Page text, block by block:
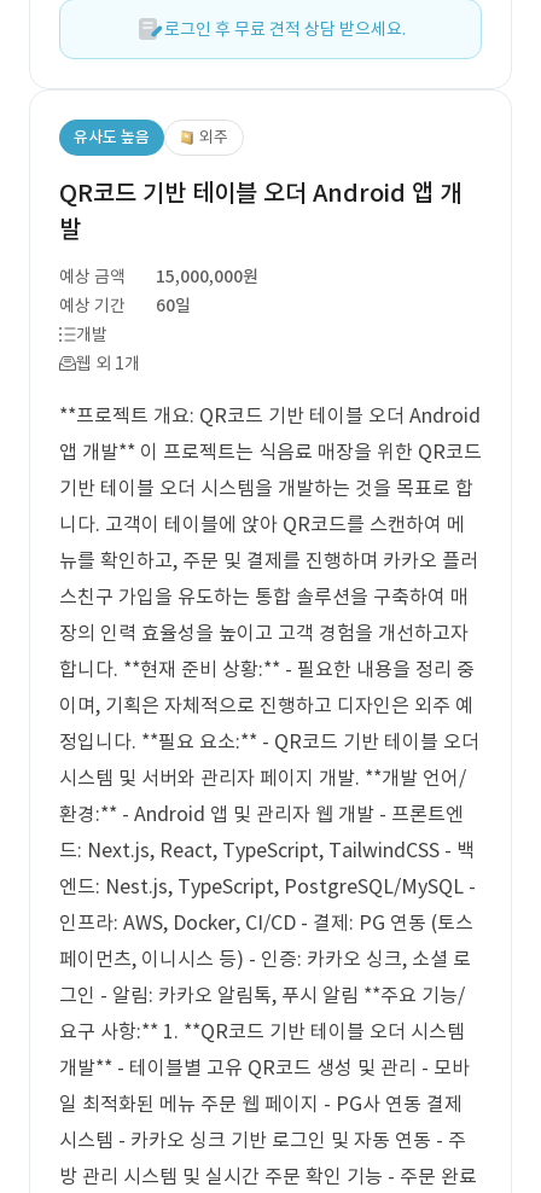
로그인 후 무료 견적 상담 받으세요.
유사도 높음 외주
QR코드 기반 테이블 오더 Android 앱 개
발
예상 금액
15,000,000원
예상 기간
60일
개발
웹 외 1개
**프로젝트 개요: QR코드 기반 테이블 오더 Android
앱 개발** 이 프로젝트는 식음료 매장을 위한 QR코드
기반 테이블 오더 시스템을 개발하는 것을 목표로 합
니다. 고객이 테이블에 앉아 QR코드를 스캔하여 메
뉴를 확인하고, 주문 및 결제를 진행하며 카카오 플러
스친구 가입을 유도하는 통합 솔루션을 구축하여 매
장의 인력 효율성을 높이고 고객 경험을 개선하고자
합니다. **현재 준비 상황:** - 필요한 내용을 정리 중
이며, 기획은 자체적으로 진행하고 디자인은 외주 예
정입니다. **필요 요소:** - QR코드 기반 테이블 오더
시스템 및 서버와 관리자 페이지 개발. **개발 언어/
환경:** - Android 앱 및 관리자 웹 개발 - 프론트엔
드: Next.js, React, TypeScript, TailwindCSS - 백
엔드: Nest.js, TypeScript, PostgreSQL/MySQL -
인프라: AWS, Docker, CI/CD - 결제: PG 연동 (토스
페이먼츠, 이니시스 등) - 인증: 카카오 싱크, 소셜 로
그인 - 알림: 카카오 알림톡, 푸시 알림 **주요 기능/
요구 사항:** 1. **QR코드 기반 테이블 오더 시스템
개발** - 테이블별 고유 QR코드 생성 및 관리 - 모바
일 최적화된 메뉴 주문 웹 페이지 - PG사 연동 결제
시스템 - 카카오 싱크 기반 로그인 및 자동 연동 - 주
방 관리 시스템 및 실시간 주문 확인 기능 - 주문 완료